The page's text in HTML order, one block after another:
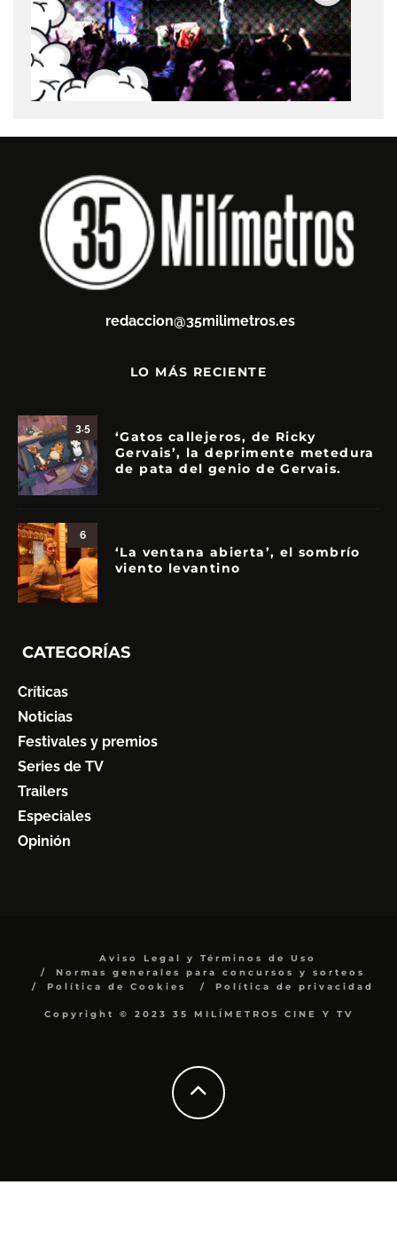
redaccion@35milimetros.es
LO MÁS RECIENTE
3.5
‘Gatos callejeros, de Ricky
Gervais’, la deprimente metedura
de pata del genio de Gervais.
6
‘La ventana abierta’, el sombrío
viento levantino
CATEGORÍAS
Críticas
Noticias
Festivales y premios
Series de TV
Trailers
Especiales
Opinión
Aviso Legal y Términos de Uso
Normas generales para concursos y sorteos
Política de Cookies
Política de privacidad
Copyright © 2023 35 MILÍMETROS CINE Y TV